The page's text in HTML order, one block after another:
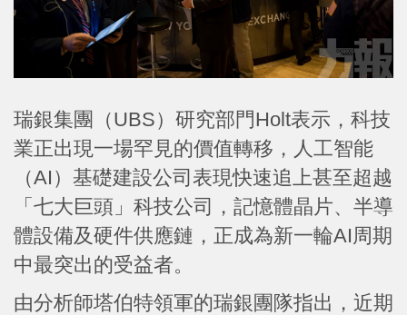
瑞銀集團（UBS）研究部門Holt表示，科技
業正出現一場罕見的價值轉移，人工智能
（AI）基礎建設公司表現快速追上甚至超越
「七大巨頭」科技公司，記憶體晶片、半導
體設備及硬件供應鏈，正成為新一輪AI周期
中最突出的受益者。
由分析師塔伯特領軍的瑞銀團隊指出，近期